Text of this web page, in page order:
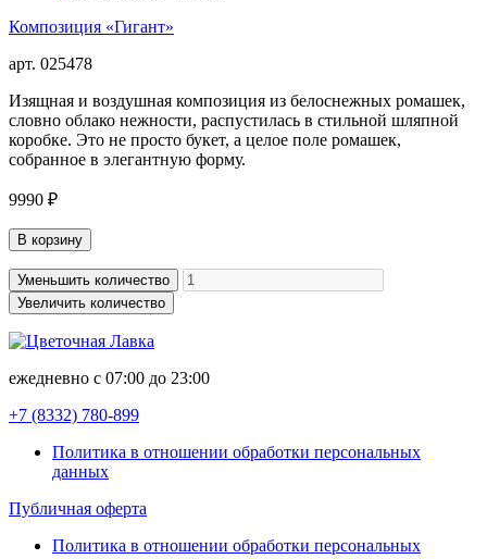
Композиция «Гигант»
арт. 025478
Изящная и воздушная композиция из белоснежных ромашек,
словно облако нежности, распустилась в стильной шляпной
коробке. Это не просто букет, а целое поле ромашек,
собранное в элегантную форму.
9990 ₽
В корзину
Уменьшить количество
Увеличить количество
ежедневно с 07:00 до 23:00
+7 (8332) 780-899
Политика в отношении обработки персональных
данных
Публичная оферта
Политика в отношении обработки персональных